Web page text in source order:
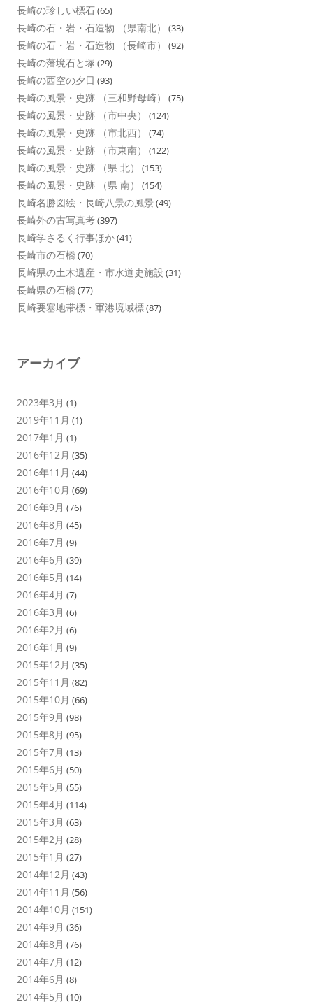
長崎の珍しい標石(65)
長崎の石・岩・石造物 （県南北） (33)
長崎の石・岩・石造物 （長崎市） (92)
長崎の藩境石と塚 (29)
長崎の西空の夕日 (93)
長崎の風景・史跡 （三和野母崎） (75)
長崎の風景・史跡 （市中央） (124)
長崎の風景・史跡 （市北西） (74)
長崎の風景・史跡 （市東南） (122)
長崎の風景・史跡 （県 北） (153)
長崎の風景・史跡 （県 南） (154)
長崎名勝図絵・長崎八景の風景 (49)
長崎外の古写真考(397)
長崎学さるく行事ほか(41)
長崎市の石橋 (70)
長崎県の土木遺産・市水道史施設 (31)
長崎県の石橋 (77)
長崎要塞地帯標・軍港境域標(87)
アーカイブ
2023年3月 (1)
2019年11月 (1)
2017年1月 (1)
2016年12月 (35)
2016年11月 (44)
2016年10月 (69)
2016年9月 (76)
2016年8月 (45)
2016年7月 (9)
2016年6月 (39)
2016年5月 (14)
2016年4月 (7)
2016年3月 (6)
2016年2月 (6)
2016年1月 (9)
2015年12月 (35)
2015年11月 (82)
2015年10月 (66)
2015年9月 (98)
2015年8月 (95)
2015年7月 (13)
2015年6月 (50)
2015年5月 (55)
2015年4月 (114)
2015年3月 (63)
2015年2月 (28)
2015年1月 (27)
2014年12月 (43)
2014年11月 (56)
2014年10月 (151)
2014年9月 (36)
2014年8月 (76)
2014年7月 (12)
2014年6月 (8)
2014年5月 (10)